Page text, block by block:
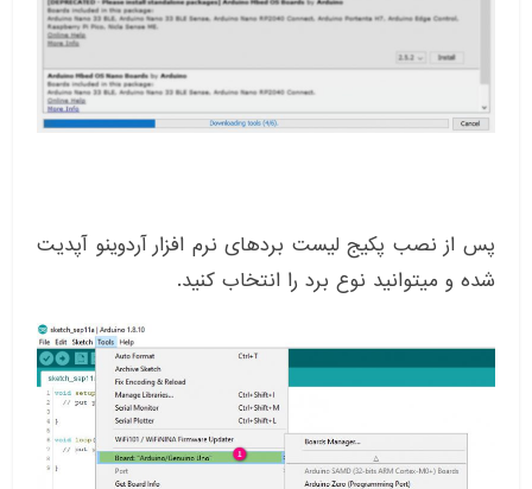
پس از نصب پکیج لیست بردهای نرم افزار آردوینو آپدیت
شده و میتوانید نوع برد را انتخاب کنید.